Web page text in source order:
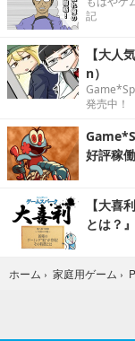
記
【大人
n）
発売中！
好評稼
【大喜
とは？
ホーム › 家庭用ゲーム ›